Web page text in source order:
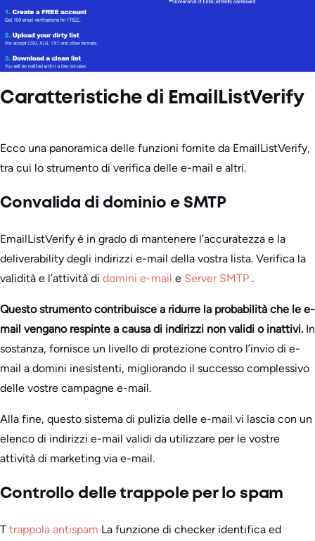
Caratteristiche di EmailListVerify
Ecco una panoramica delle funzioni fornite da EmailListVerify,
tra cui lo strumento di verifica delle e-mail e altri.
Convalida di dominio e SMTP
EmailListVerify è in grado di mantenere l’accuratezza e la
deliverability degli indirizzi e-mail della vostra lista. Verifica la
validità e l’attività di domini e-mail e Server SMTP .
Questo strumento contribuisce a ridurre la probabilità che le e-
mail vengano respinte a causa di indirizzi non validi o inattivi. In
sostanza, fornisce un livello di protezione contro l’invio di e-
mail a domini inesistenti, migliorando il successo complessivo
delle vostre campagne e-mail.
Alla fine, questo sistema di pulizia delle e-mail vi lascia con un
elenco di indirizzi e-mail validi da utilizzare per le vostre
attività di marketing via e-mail.
Controllo delle trappole per lo spam
T trappola antispam La funzione di checker identifica ed